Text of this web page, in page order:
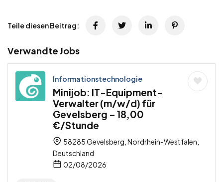
Teile diesen Beitrag:
Verwandte Jobs
Informationstechnologie
Minijob: IT-Equipment-
Verwalter (m/w/d) für
Gevelsberg – 18,00
€/Stunde
58285 Gevelsberg, Nordrhein-Westfalen,
Deutschland
02/08/2026